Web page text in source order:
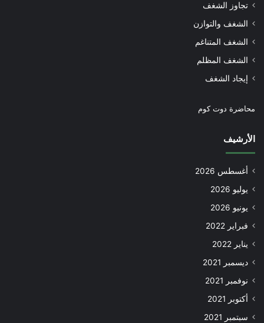
تجاوز الشغف
الشغف والتوازن
الشغف المتناغم
الشغف المظلم
إيجاد الشغف
محاضرة دوت كوم
الأرشيف
أغسطس 2026
يوليو 2026
يونيو 2026
فبراير 2022
يناير 2022
ديسمبر 2021
نوفمبر 2021
أكتوبر 2021
سبتمبر 2021